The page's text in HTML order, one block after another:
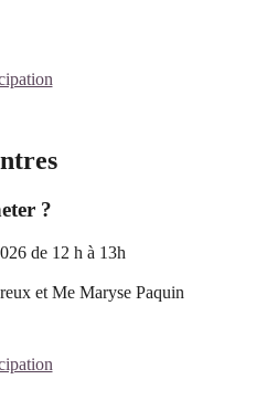
?
de 12 h à 13h
et Me Maryse Paquin